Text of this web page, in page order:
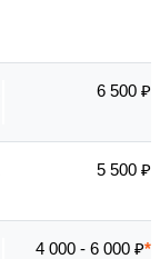
6 500 ₽
5 500 ₽
4 000 - 6 000 ₽